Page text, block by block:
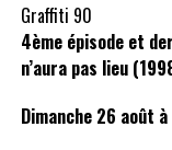
Dimanche 17 Août –
GRAFFITI 60 3EME
Vendredi 22 Août –
Graffiti 90
4ème épisode et
n’aura pas lieu
Dimanche 26 août